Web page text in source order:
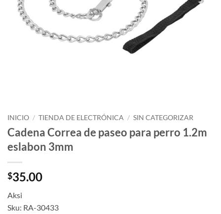
INICIO / TIENDA DE ELECTRÓNICA / SIN CATEGORIZAR
Cadena Correa de paseo para perro 1.2m
eslabon 3mm
$35.00
Aksi
Sku: RA-30433